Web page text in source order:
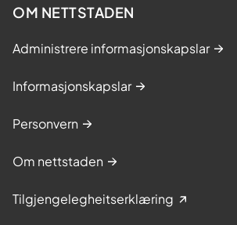
OM NETTSTADEN
Administrere informasjonskapslar
Informasjonskapslar
Personvern
Om nettstaden
Tilgjengelegheitserklæring